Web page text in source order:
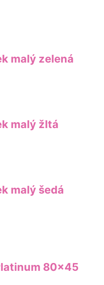
malý zelená
malý žltá
malý šedá
80×45